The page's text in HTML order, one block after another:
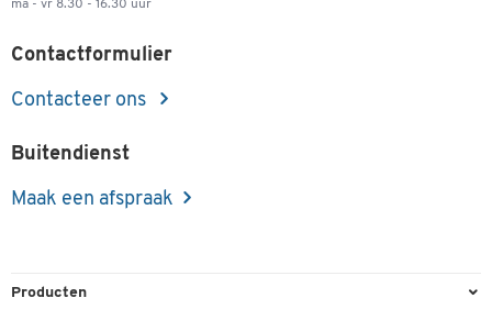
ma - vr 8.30 - 16.30 uur
Contactformulier
Contacteer ons
Buitendienst
Maak een afspraak
Producten